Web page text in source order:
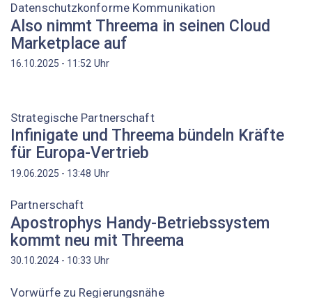
Datenschutzkonforme Kommunikation
Also nimmt Threema in seinen Cloud
Marketplace auf
16.10.2025 - 11:52 Uhr
Strategische Partnerschaft
Infinigate und Threema bündeln Kräfte
für Europa-Vertrieb
19.06.2025 - 13:48 Uhr
Partnerschaft
Apostrophys Handy-Betriebssystem
kommt neu mit Threema
30.10.2024 - 10:33 Uhr
Vorwürfe zu Regierungsnähe